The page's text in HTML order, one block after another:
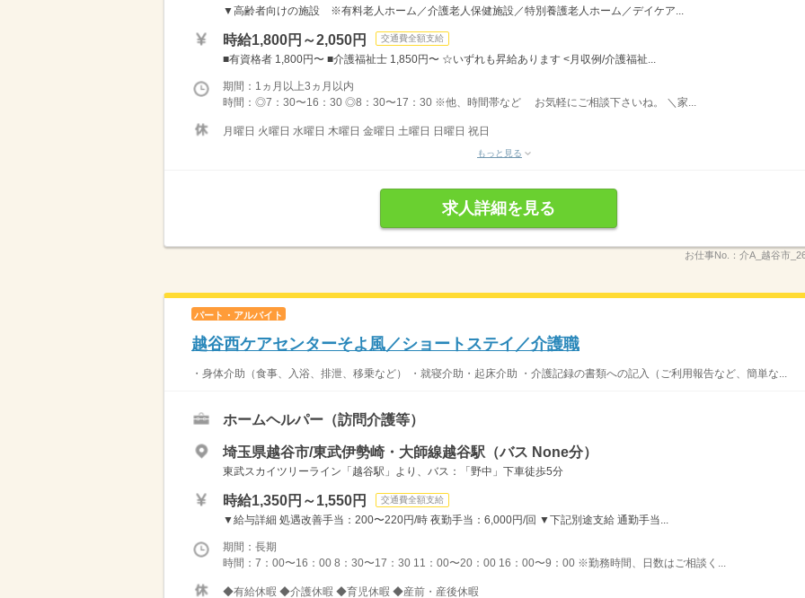
▼高齢者向けの施設 ※有料老人ホーム／介護老人保健施設／特別養護老人ホーム／デイケア...
時給1,800円～2,050円 交通費全額支給
■有資格者 1,800円〜 ■介護福祉士 1,850円〜 ☆いずれも昇給あります <月収例/介護福祉...
期間：1ヵ月以上3ヵ月以内
時間：◎7：30〜16：30 ◎8：30〜17：30 ※他、時間帯など お気軽にご相談下さいね。 ＼家...
月曜日 火曜日 水曜日 木曜日 金曜日 土曜日 日曜日 祝日
もっと見る
求人詳細を見る
お仕事No.： 介A_越谷市
パート・アルバイト
越谷西ケアセンターそよ風／ショートステイ／介護職
・身体介助（食事、入浴、排泄、移乗など） ・就寝介助・起床介助 ・介護記録の書類への記入（ご利用報告など、簡単な...
ホームヘルパー（訪問介護等）
埼玉県越谷市/東武伊勢崎・大師線越谷駅（バス None分）
東武スカイツリーライン「越谷駅」より、バス：「野中」下車徒歩5分
時給1,350円～1,550円 交通費全額支給
▼給与詳細 処遇改善手当：200〜220円/時 夜勤手当：6,000円/回 ▼下記別途支給 通勤手当...
期間：長期
時間：7：00〜16：00 8：30〜17：30 11：00〜20：00 16：00〜9：00 ※勤務時間、日数はご相談く...
◆有給休暇 ◆介護休暇 ◆育児休暇 ◆産前・産後休暇